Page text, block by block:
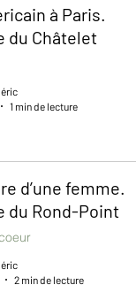
à Paris.
du Châtelet
1 min de lecture
d’une femme.
du Rond-Point
2 min de lecture